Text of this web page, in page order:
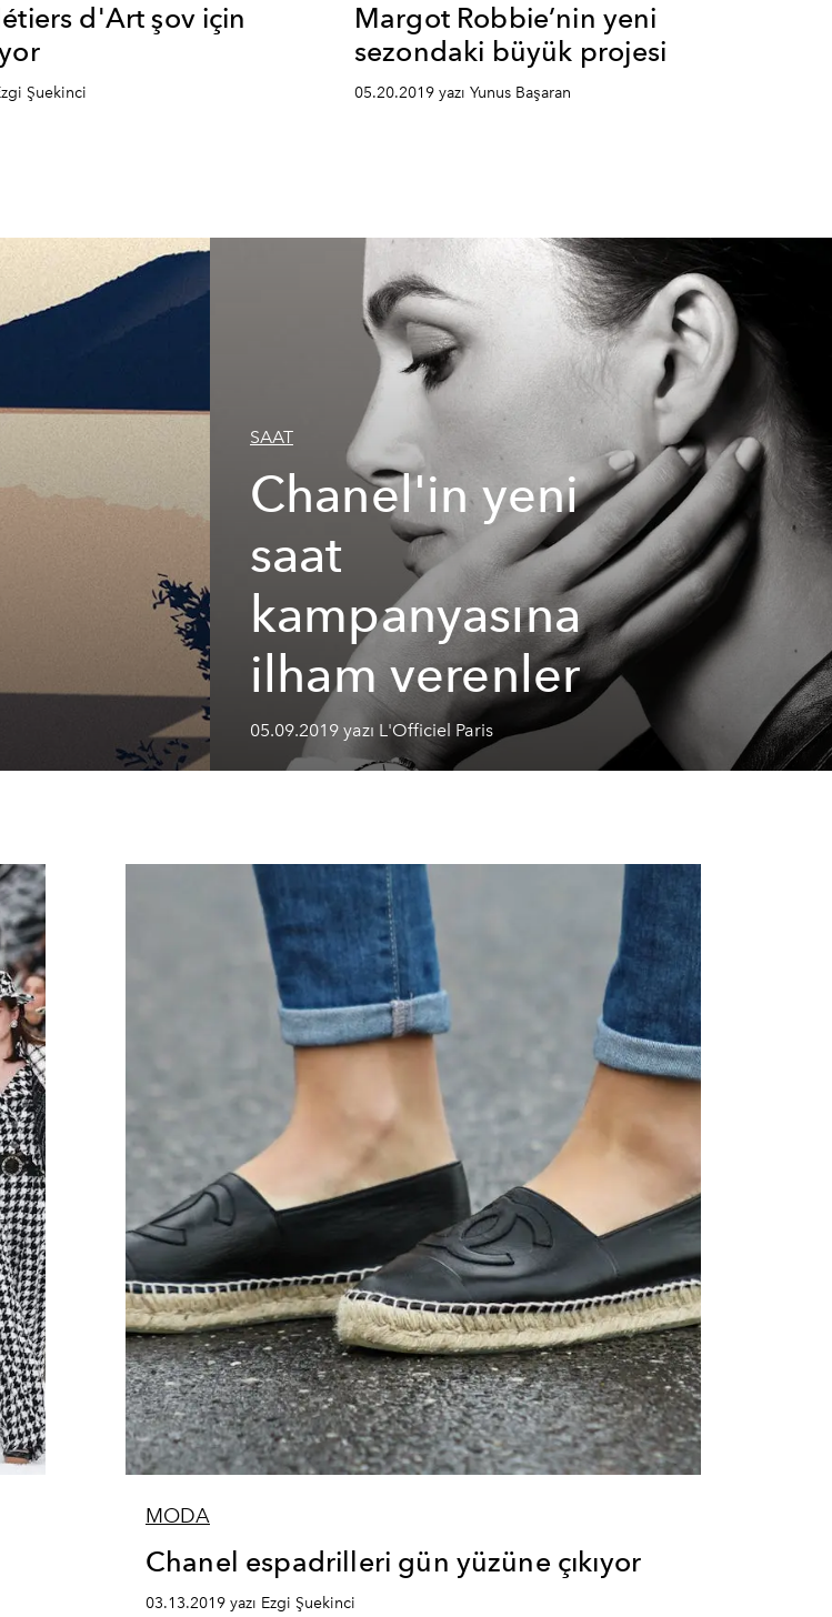
d'Art şov için
Şuekinci
Margot Robbie’nin yeni
sezondaki büyük projesi
05.20.2019 yazı Yunus Başaran
SAAT
Chanel'in yeni
saat
kampanyasına
ilham verenler
05.09.2019 yazı L'Officiel Paris
MODA
Chanel espadrilleri gün yüzüne çıkıyor
03.13.2019 yazı Ezgi Şuekinci